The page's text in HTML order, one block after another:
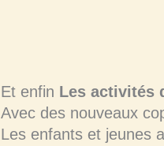
Et enfin Les activités
Avec des nouveaux
Les enfants et jeunes